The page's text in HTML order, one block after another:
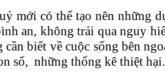
mới có thể tạo nên những
an, không trải qua nguy
biết về cuộc sống bên
số, những thống kê thiệt hại.